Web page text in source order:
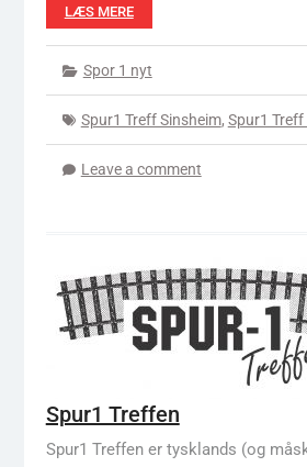
LÆS MERE
Spor 1 nyt
Spur1 Treff Sinsheim, Spur1 Treff
Leave a comment
Spur1 Treffen
Spur1 Treffen er tysklands (og